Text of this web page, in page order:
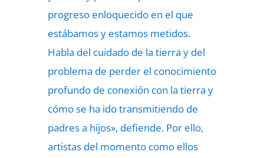
progreso enloquecido en el que
estábamos y estamos metidos.
Habla del cuidado de la tierra y del
problema de perder el conocimiento
profundo de conexión con la tierra y
cómo se ha ido transmitiendo de
padres a hijos», defiende. Por ello,
artistas del momento como ellos